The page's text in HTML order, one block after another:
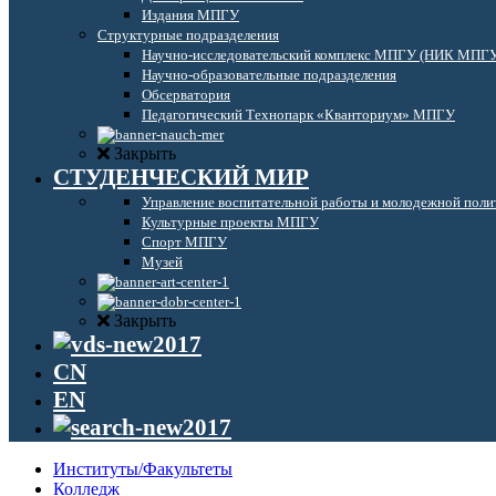
Издания МПГУ
Структурные подразделения
Научно-исследовательский комплекс МПГУ (НИК
Научно-образовательные подразделения
Обсерватория
Педагогический Технопарк «Кванториум» МПГУ
Закрыть
СТУДЕНЧЕСКИЙ МИР
Управление воспитательной работы и молодежной
Культурные проекты МПГУ
Спорт МПГУ
Музей
Закрыть
CN
EN
Институты/Факультеты
Колледж